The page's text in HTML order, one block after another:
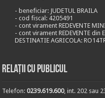
- beneficiar: JUDETUL BRAILA
- cod fiscal: 4205491
- cont virament REDEVENTE
- cont virament REDEVENTE din
DESTINATIE AGRICOLA:
Relații cu publicul
Telefon:0239.619.600, int. 202 sau